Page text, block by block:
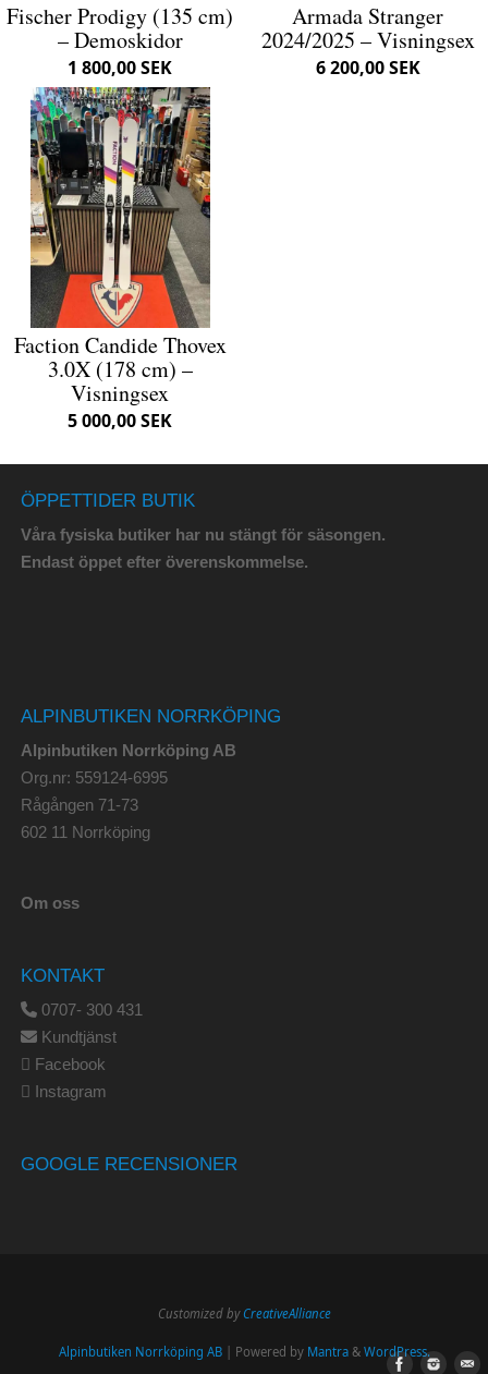
Fischer Prodigy (135 cm)
– Demoskidor
1 800,00 SEK
Armada Stranger
2024/2025 – Visningsex
6 200,00 SEK
Faction Candide Thovex
3.0X (178 cm) –
Visningsex
5 000,00 SEK
ÖPPETTIDER BUTIK
Våra fysiska butiker har nu stängt för säsongen.
Endast öppet efter överenskommelse.
ALPINBUTIKEN NORRKÖPING
Alpinbutiken Norrköping AB
Org.nr: 559124-6995
Rågången 71-73
602 11 Norrköping
Om oss
KONTAKT
0707- 300 431
Kundtjänst
Facebook
Instagram
GOOGLE RECENSIONER
Customized byCreativeAlliance
Alpinbutiken Norrköping AB| Powered by Mantra& WordPress.